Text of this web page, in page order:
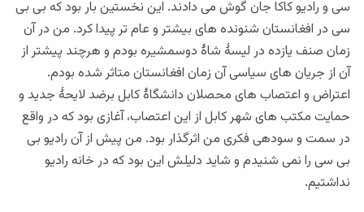
سی و رادیو کاکا جان گوش می دادند. این نخستین بار بود که بی بی
سی در افغانستان شنونده های بیشتر و عام تر پیدا کرد. من در آن
زمان صنف یازده در لیسۀ شاۀ دوسمشیره بودم و هرچند پیشتر از
آن از جریان های سیاسی آن زمان افغانستان متاثر شده بودم.
اعتراض و اعتصاب های محصلان دانشگاۀ کابل برضد لایحۀ جدید و
حمایت مکتب های شهر کابل از این اعتصاب، آغازی بود که در واقع
در سمت و سودهی فکری من اثرگذار بود. من پیش از آن رادیو بی
بی سی را نمی شنیدم و شاید دلیلش این بود که در خانه رادیو
نداشتیم.